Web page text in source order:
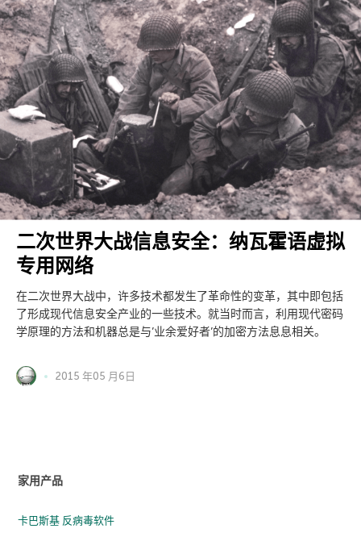
二次世界大战信息安全：纳瓦霍语虚拟
专用网络
在二次世界大战中，许多技术都发生了革命性的变革，其中即包括
了形成现代信息安全产业的一些技术。就当时而言，利用现代密码
学原理的方法和机器总是与’业余爱好者’的加密方法息息相关。
2015 年05 月6日
家用产品
卡巴斯基 反病毒软件